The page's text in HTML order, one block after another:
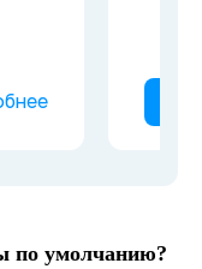
по умолчанию?